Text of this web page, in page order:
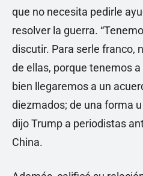
que no necesita pedirle
resolver la guerra.
discutir. Para serle franco,
de ellas, porque tenemos
bien llegaremos a un
diezmados; de una forma
dijo Trump a periodistas
China.